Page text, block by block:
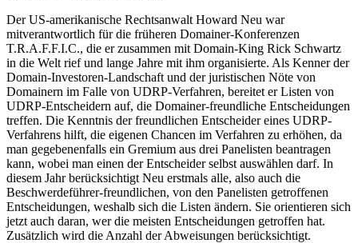
Der US-amerikanische Rechtsanwalt Howard Neu war
mitverantwortlich für die früheren Domainer-Konferenzen
T.R.A.F.F.I.C., die er zusammen mit Domain-King Rick Schwartz
in die Welt rief und lange Jahre mit ihm organisierte. Als Kenner der
Domain-Investoren-Landschaft und der juristischen Nöte von
Domainern im Falle von UDRP-Verfahren, bereitet er Listen von
UDRP-Entscheidern auf, die Domainer-freundliche Entscheidungen
treffen. Die Kenntnis der freundlichen Entscheider eines UDRP-
Verfahrens hilft, die eigenen Chancen im Verfahren zu erhöhen, da
man gegebenenfalls ein Gremium aus drei Panelisten beantragen
kann, wobei man einen der Entscheider selbst auswählen darf. In
diesem Jahr berücksichtigt Neu erstmals alle, also auch die
Beschwerdeführer-freundlichen, von den Panelisten getroffenen
Entscheidungen, weshalb sich die Listen ändern. Sie orientieren sich
jetzt auch daran, wer die meisten Entscheidungen getroffen hat.
Zusätzlich wird die Anzahl der Abweisungen berücksichtigt.